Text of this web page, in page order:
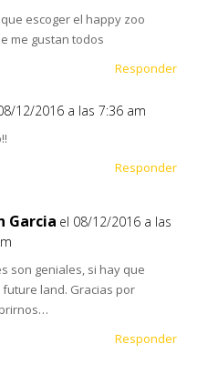
escoger el happy zoo
me gustan todos
Responder
12/2016 a las 7:36 am
Responder
Garcia el 08/12/2016 a las
son geniales, si hay que
future land. Gracias por
Responder